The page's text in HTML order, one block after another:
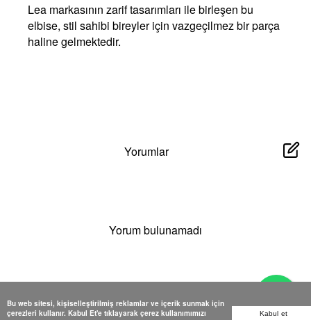
Bu web sitesi, kişiselleştirilmiş reklamlar ve içerik sunmak için
çerezleri kullanır. Kabul Et'e tıklayarak çerez kullanımımızı
Kabul et
Lea markasının zarif tasarımları ile birleşen bu
elbise, stil sahibi bireyler için vazgeçilmez bir parça
haline gelmektedir.
Yorumlar
Yorum bulunamadı